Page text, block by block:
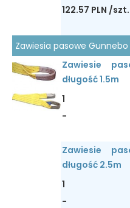
122.57 PLN /szt.
Zawiesia pasowe
Zawiesie
długość 1.5m
1
-
Zawiesie
długość 2.5m
1
-